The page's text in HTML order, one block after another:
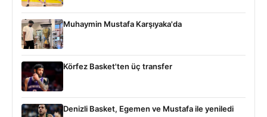
Muhaymin Mustafa Karşıyaka'da
Körfez Basket'ten üç transfer
Denizli Basket, Egemen ve Mustafa ile yeniledi